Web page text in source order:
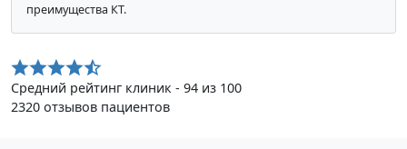
преимущества КТ.
Средний рейтинг клиник - 94 из 100
2320 отзывов пациентов